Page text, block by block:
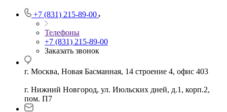
+7 (831) 215-89-00
Телефоны
+7 (831) 215-89-00
Заказать звонок
г. Москва, Новая Басманная, 14 строение 4, офис 403
г. Нижний Новгород, ул. Июльских дней, д.1, корп.2,
пом. П7